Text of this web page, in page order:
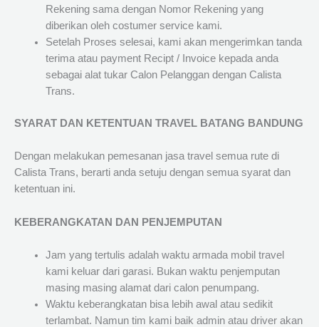
Rekening sama dengan Nomor Rekening yang
diberikan oleh costumer service kami.
Setelah Proses selesai, kami akan mengerimkan tanda
terima atau payment Recipt / Invoice kepada anda
sebagai alat tukar Calon Pelanggan dengan Calista
Trans.
SYARAT DAN KETENTUAN TRAVEL BATANG BANDUNG
Dengan melakukan pemesanan jasa travel semua rute di
Calista Trans, berarti anda setuju dengan semua syarat dan
ketentuan ini.
KEBERANGKATAN DAN PENJEMPUTAN
Jam yang tertulis adalah waktu armada mobil travel
kami keluar dari garasi. Bukan waktu penjemputan
masing masing alamat dari calon penumpang.
Waktu keberangkatan bisa lebih awal atau sedikit
terlambat. Namun tim kami baik admin atau driver akan